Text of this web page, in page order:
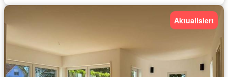
Aktualisiert